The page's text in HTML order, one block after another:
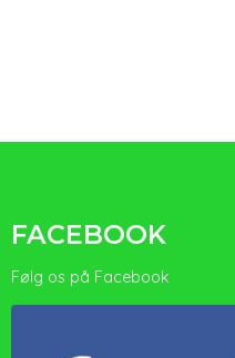
FACEBOOK
Følg os på Facebook